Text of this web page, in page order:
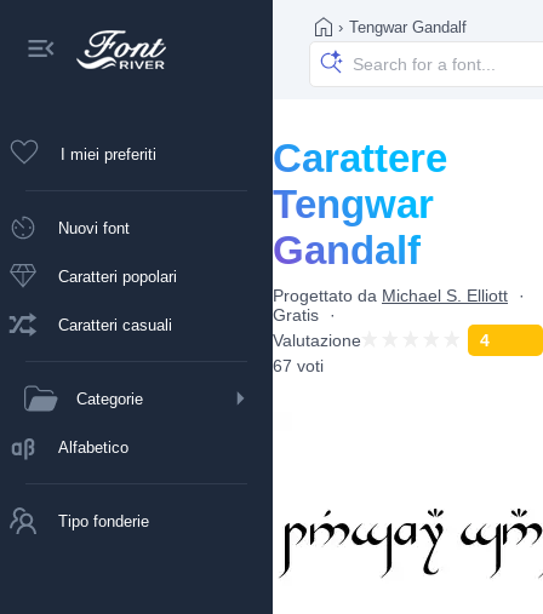
I miei preferiti
Nuovi font
Caratteri popolari
Caratteri casuali
Categorie
Alfabetico
Tipo fonderie
› Tengwar Gandalf
Carattere
Tengwar
Gandalf
Progettato da Michael S. Elliott
Gratis
Valutazione
4
67 voti